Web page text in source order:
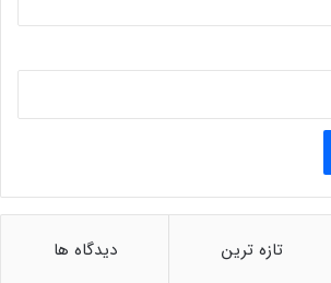
تازه ترین دیدگاه ها